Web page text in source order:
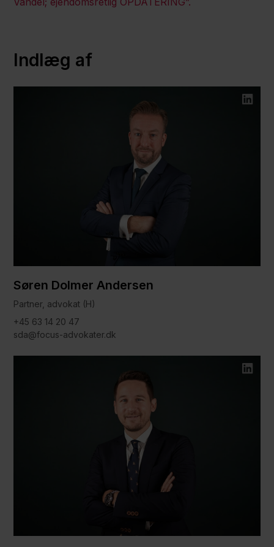
Indlæg af
Søren Dolmer Andersen
Partner, advokat (H)
+45 63 14 20 47
sda@focus-advokater.dk